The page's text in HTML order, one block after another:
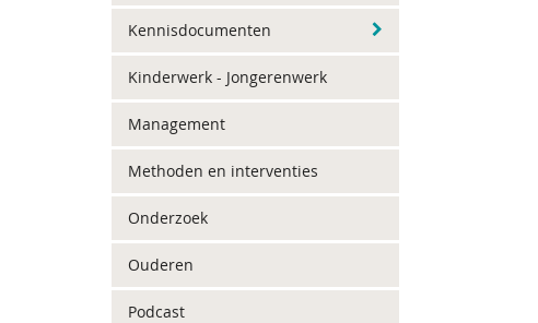
Kennisdocumenten
Kinderwerk - Jongerenwerk
Management
Methoden en interventies
Onderzoek
Ouderen
Podcast